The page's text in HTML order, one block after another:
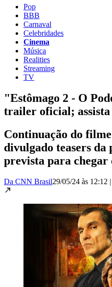
Pop
BBB
Carnaval
Celebridades
Cinema
Música
Realities
Streaming
TV
"Estômago 2 - O
trailer oficial; assista
Continuação do
divulgado teasers da
prevista para chegar
Da CNN Brasil29/05/24 às 12:12 |